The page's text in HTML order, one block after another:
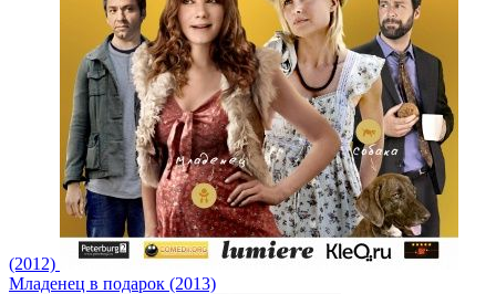
(2012)
Младенец в подарок (2013)